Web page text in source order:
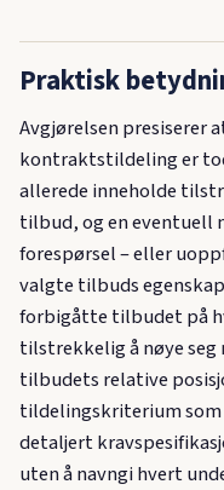
Praktisk
Avgjørelsen presiserer
kontraktstildeling er
allerede inneholde
tilbud, og en
forespørsel – eller
valgte tilbuds
forbigåtte tilbudet på
tilstrekkelig å nøye
tilbudets relative
tildelingskriterium
detaljert
uten å navngi hvert